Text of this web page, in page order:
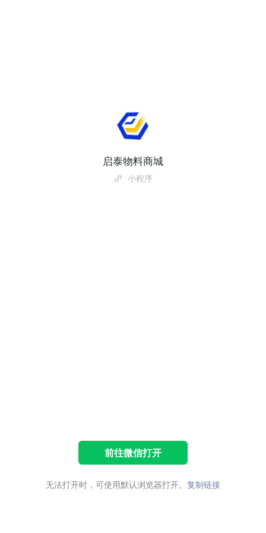
启泰物料商城
小程序
前往微信打开
无法打开时，可使用默认浏览器打开。 复制链接